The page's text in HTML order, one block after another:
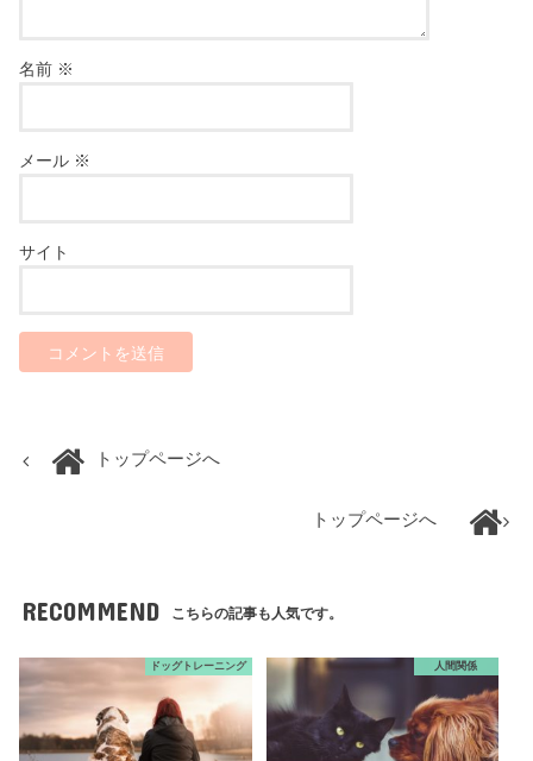
名前 ※
メール ※
サイト
トップページへ
トップページへ
RECOMMEND こちらの記事も人気です。
ドッグトレーニング 人間関係